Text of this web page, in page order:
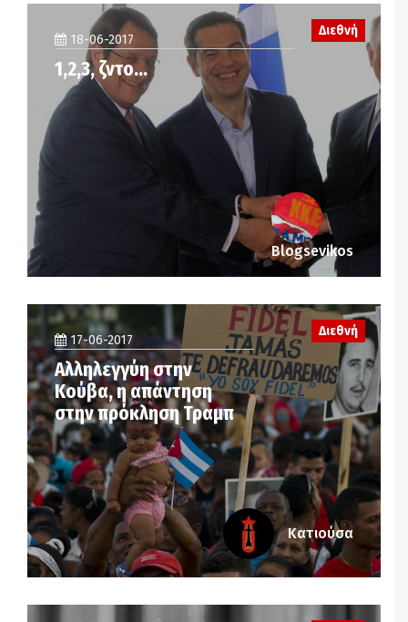
Διεθνή
18-06-2017
1,2,3, ζντο…
Blogsevikos
17-06-2017
Αλληλεγγύη στην
Κούβα, η απάντηση
στην πρόκληση Τραμπ
Διεθνή
Κατιούσα